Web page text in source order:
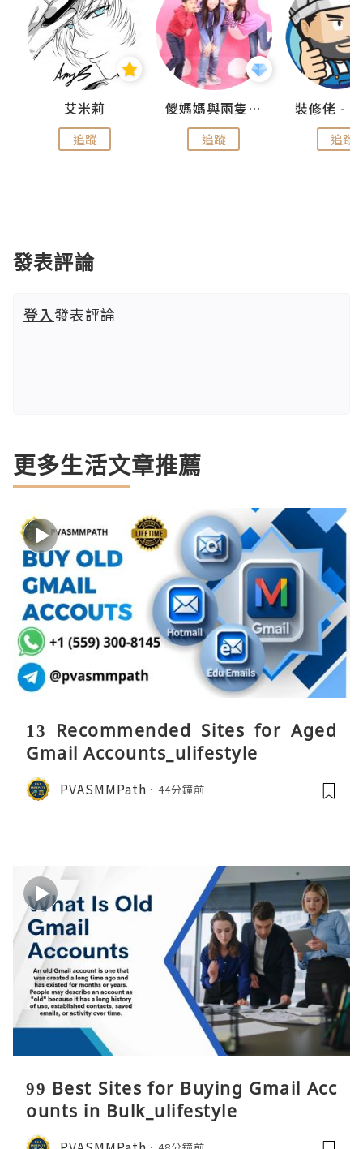
艾米莉
追蹤
儍媽媽與兩隻小魔怪之家
追蹤 追蹤
發表評論
登入發表評論
更多生活文章推薦
13 Recommended Sites for Aged
Gmail Accounts_ulifestyle
PVASMMPath 44分鐘前
99 Best Sites for Buying Gmail Acc
ounts in Bulk_ulifestyle